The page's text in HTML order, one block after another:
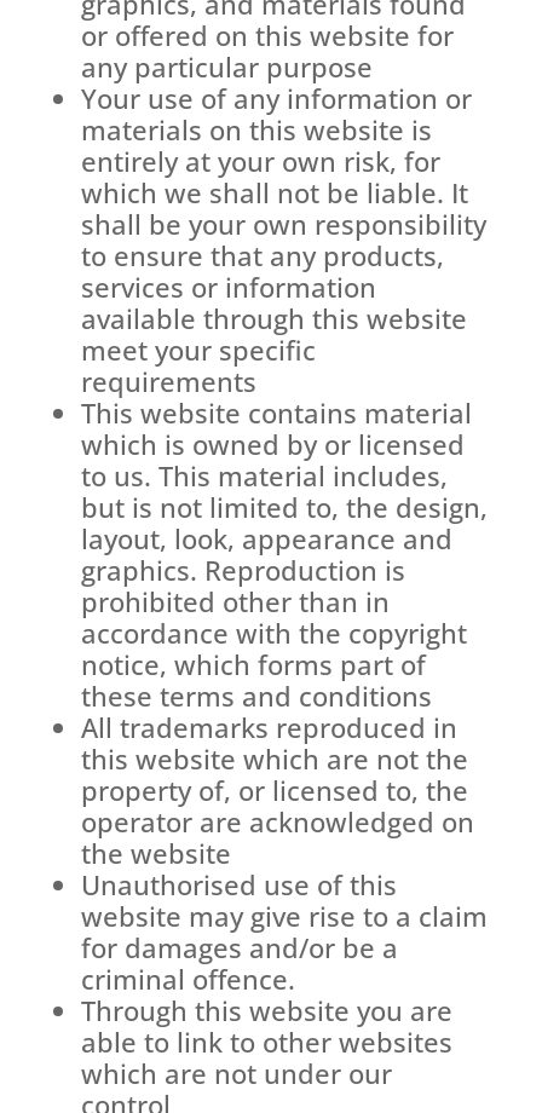
or offered on this website for
any particular purpose
Your use of any information or
materials on this website is
entirely at your own risk, for
which we shall not be liable. It
shall be your own responsibility
to ensure that any products,
services or information
available through this website
meet your specific
requirements
This website contains material
which is owned by or licensed
to us. This material includes,
but is not limited to, the design,
layout, look, appearance and
graphics. Reproduction is
prohibited other than in
accordance with the copyright
notice, which forms part of
these terms and conditions
All trademarks reproduced in
this website which are not the
property of, or licensed to, the
operator are acknowledged on
the website
Unauthorised use of this
website may give rise to a claim
for damages and/or be a
criminal offence.
Through this website you are
able to link to other websites
which are not under our
control